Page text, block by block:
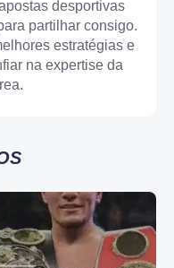
desportivas
partilhar consigo.
estratégias e
na expertise da